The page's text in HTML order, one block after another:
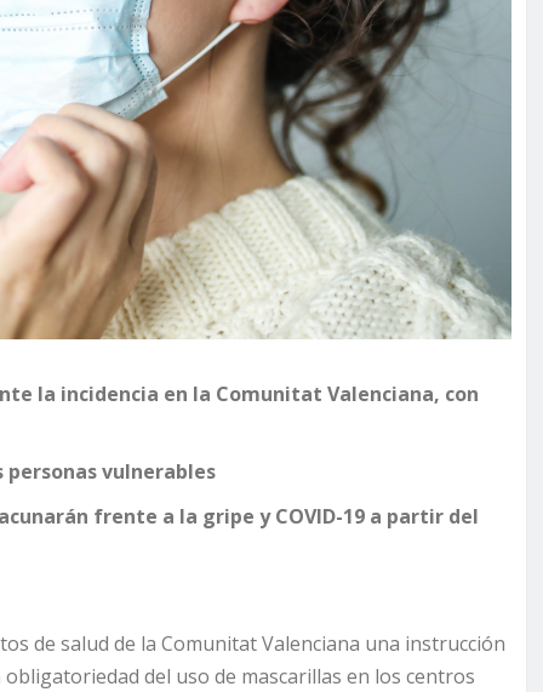
la incidencia en la Comunitat Valenciana, con
vulnerables
frente a la gripe y COVID-19 a partir del
de salud de la Comunitat Valenciana una instrucción
del uso de mascarillas en los centros